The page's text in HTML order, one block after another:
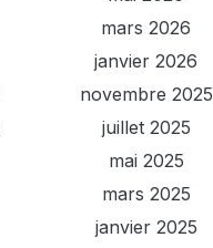
mars 2026
janvier 2026
novembre 2025
juillet 2025
mai 2025
mars 2025
janvier 2025